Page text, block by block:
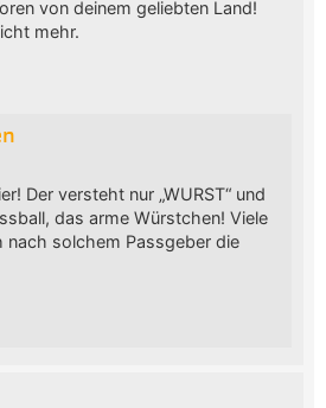
von deinem geliebten Land!
mehr.
Der versteht nur „WURST“ und
das arme Würstchen! Viele
nach solchem Passgeber die